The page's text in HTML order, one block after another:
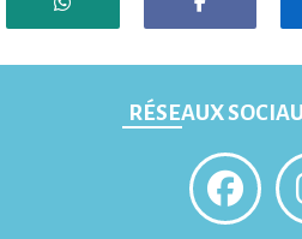
RÉSEAUX